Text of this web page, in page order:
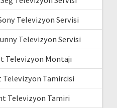
Televizyon Servisi
Televizyon Servisi
Televizyon Montajı
Tamircisi
Televizyon Tamiri